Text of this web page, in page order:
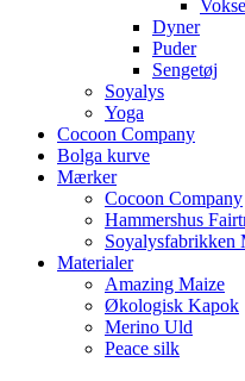
Dyner
Puder
Sengetøj
Soyalys
Yoga
Cocoon Company
Bolga kurve
Mærker
Cocoon Company
Hammershus
Soyalysfabrikken
Materialer
Amazing Maize
Økologisk Kapok
Merino Uld
Peace silk